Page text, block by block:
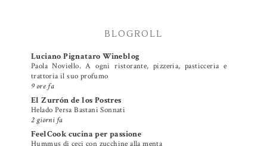
BLOGROLL
Luciano Pignataro Wineblog
Paola Noviello. A ogni ristorante, pizzeria, pasticceria e
trattoria il suo profumo
9 ore fa
El Zurrón de los Postres
Helado Persa Bastani Sonnati
2 giorni fa
FeelCook cucina per passione
Hummus di ceci con zucchine alla menta